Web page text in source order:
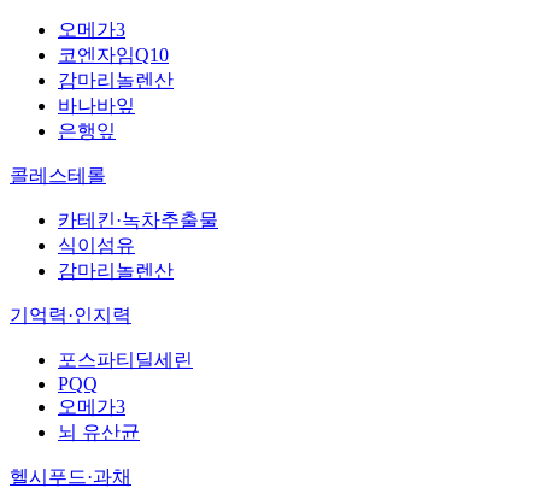
오메가3
코엔자임Q10
감마리놀렌산
바나바잎
은행잎
콜레스테롤
카테킨·녹차추출물
식이섬유
감마리놀렌산
기억력·인지력
포스파티딜세린
PQQ
오메가3
뇌 유산균
헬시푸드·과채